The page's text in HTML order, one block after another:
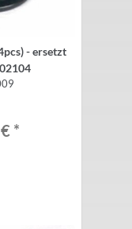
- ersetzt
*